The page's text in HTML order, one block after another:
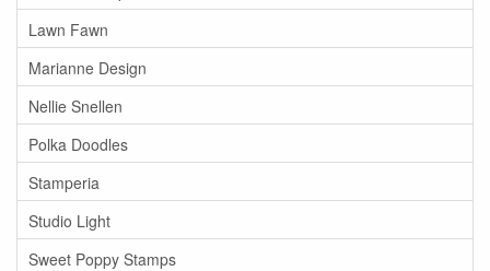
Lawn Fawn
Marianne Design
Nellie Snellen
Polka Doodles
Stamperia
Studio Light
Sweet Poppy Stamps